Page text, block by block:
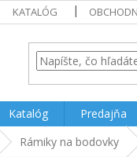
KATALÓG
Katalóg Predajňa
Rámiky na bodovky